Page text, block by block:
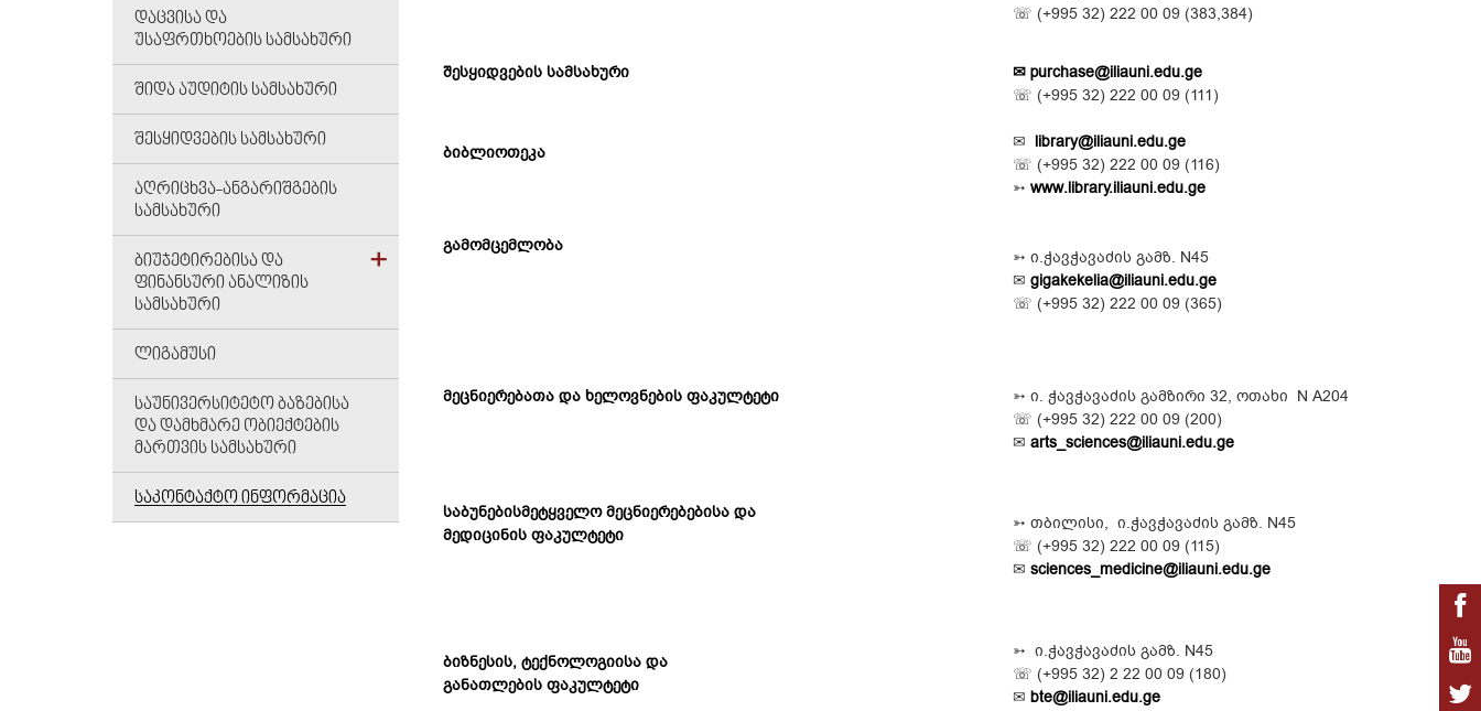
ᲓᲐᲪᲕᲘᲡᲐ ᲓᲐ
ᲣᲡᲐᲤᲠᲗᲮᲝᲔᲑᲘᲡ ᲡᲐᲛᲡᲐᲮᲣᲠᲘ
ᲨᲘᲓᲐ ᲐᲣᲓᲘᲢᲘᲡ ᲡᲐᲛᲡᲐᲮᲣᲠᲘ
ᲨᲔᲡᲧᲘᲓᲕᲔᲑᲘᲡ ᲡᲐᲛᲡᲐᲮᲣᲠᲘ
ᲐᲦᲠᲘᲪᲮᲕᲐ-ᲐᲜᲒᲐᲠᲘᲨᲒᲔᲑᲘᲡ
ᲡᲐᲛᲡᲐᲮᲣᲠᲘ
ᲑᲘᲣᲯᲔᲢᲘᲠᲔᲑᲘᲡᲐ ᲓᲐ
ᲤᲘᲜᲐᲜᲡᲣᲠᲘ ᲐᲜᲐᲚᲘᲖᲘᲡ
ᲡᲐᲛᲡᲐᲮᲣᲠᲘ
ᲚᲘᲒᲐᲛᲣᲡᲘ
ᲡᲐᲣᲜᲘᲕᲔᲠᲡᲘᲢᲔᲢᲝ ᲑᲐᲖᲔᲑᲘᲡᲐ
ᲓᲐ ᲓᲐᲛᲮᲛᲐᲠᲔ ᲝᲑᲘᲔᲥᲢᲔᲑᲘᲡ
ᲛᲐᲠᲗᲕᲘᲡ ᲡᲐᲛᲡᲐᲮᲣᲠᲘ
ᲡᲐᲙᲝᲜᲢᲐᲥᲢᲝ ᲘᲜᲤᲝᲠᲛᲐᲪᲘᲐ
☏ (+995 32) 222 00 09 (383,384)
შესყიდვების სამსახური
✉ purchase@iliauni.edu.ge
☏ (+995 32) 222 00 09 (111)
ბიბლიოთეკა
გამომცემლობა
✉
library@iliauni.edu.ge
☏ (+995 32) 222 00 09 (116)
➳ www.library.iliauni.edu.ge
➳ ი.ჭავჭავაძის გამზ. N45
✉ gigakekelia@iliauni.edu.ge
☏ (+995 32) 222 00 09 (365)
მეცნიერებათა და ხელოვნების ფაკულტეტი
➳ ი. ჭავჭავაძის გამზირი 32, ოთახი N A204
☏ (+995 32) 222 00 09 (200)
✉ arts_sciences@iliauni.edu.ge
საბუნებისმეტყველო მეცნიერებებისა და
მედიცინის ფაკულტეტი
➳ თბილისი, ი.ჭავჭავაძის გამზ. N45
☏ (+995 32) 222 00 09 (115)
✉ sciences_medicine@iliauni.edu.ge
ბიზნესის, ტექნოლოგიისა და
განათლების ფაკულტეტი
➳ ი.ჭავჭავაძის გამზ. N45
☏ (+995 32) 2 22 00 09 (180)
✉ bte@iliauni.edu.ge